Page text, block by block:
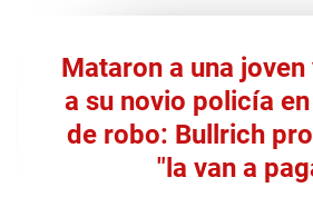
Mataron a una
a su novio policía
de robo: Bullrich
"la van a